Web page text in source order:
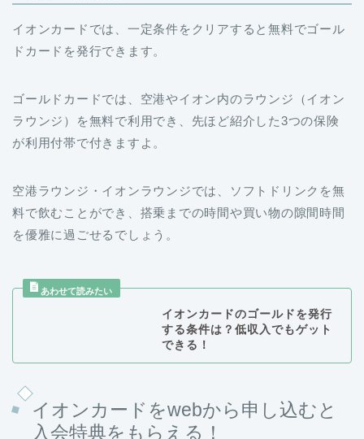
イオンカードでは、一定条件をクリアすると無料でゴール
ドカードを発行できます。
ゴールドカードでは、空港やイオン内のラウンジ（イオン
ラウンジ）を無料で利用でき、先ほど紹介した3つの保険
が利用付帯で付きますよ。
空港ラウンジ・イオンラウンジでは、ソフトドリンクを無
料で飲むことができ、搭乗までの時間や買い物の隙間時間
を優雅に過ごせるでしょう。
イオンカードのゴールドを発行
する条件は？低収入でもゲット
できる！
イオンカードをwebから申し込むと
入会特典をもらえる！